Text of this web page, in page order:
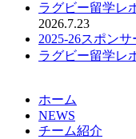
ラグビー留学レ
2026.7.23
2025-26スポン
ラグビー留学レ
ホーム
NEWS
チーム紹介